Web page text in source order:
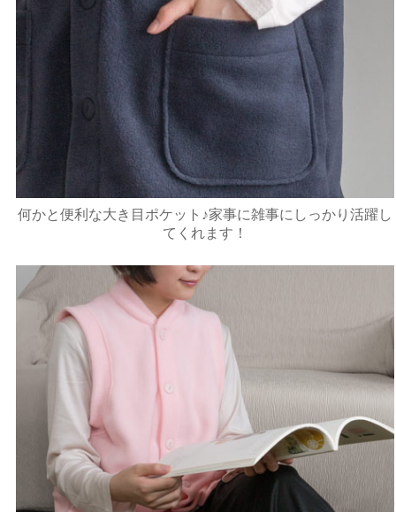
何かと便利な大き目ポケット♪家事に雑事にしっかり活躍し
てくれます！